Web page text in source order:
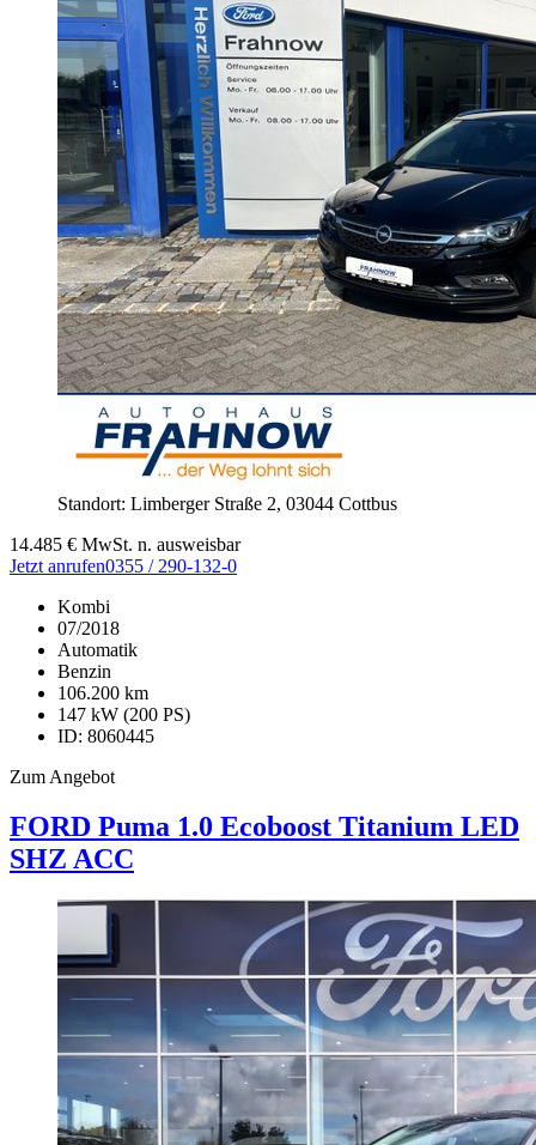
Standort: Limberger Straße 2, 03044 Cottbus
14.485 € MwSt. n. ausweisbar
Jetzt anrufen0355 / 290-132-0
Kombi
07/2018
Automatik
Benzin
106.200 km
147 kW (200 PS)
ID: 8060445
Zum Angebot
FORD Puma 1.0 Ecoboost Titanium LED
SHZ ACC